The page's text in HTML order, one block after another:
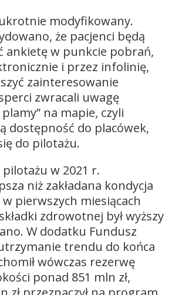
modyfikowany.
że pacjenci będą
ankietę w punkcie pobrań,
i przez infolinię,
zainteresowanie
zwracali uwagę
plamy” na mapie, czyli
dostępność do placówek,
do pilotażu.
w 2021 r.
niż zakładana kondycja
w pierwszych miesiącach
zdrowotnej był wyższy
W dodatku Fundusz
trendu do końca
wówczas rezerwę
ponad 851 mln zł,